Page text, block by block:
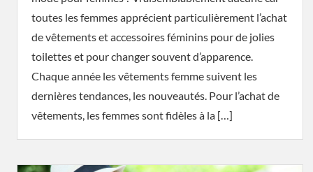
toutes les femmes apprécient particulièrement l’achat
de vêtements et accessoires féminins pour de jolies
toilettes et pour changer souvent d’apparence.
Chaque année les vêtements femme suivent les
dernières tendances, les nouveautés. Pour l’achat de
vêtements, les femmes sont fidèles à la […]